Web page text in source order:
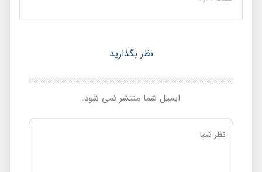
نظر بگذارید
ایمیل شما منتشر نمی شود.